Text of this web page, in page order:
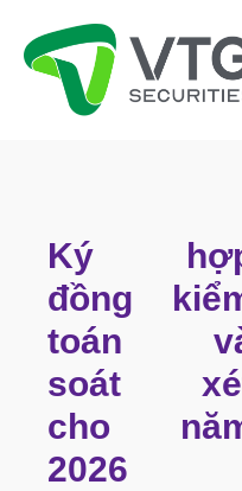
Ký
đồng
toán
soát
cho
2026